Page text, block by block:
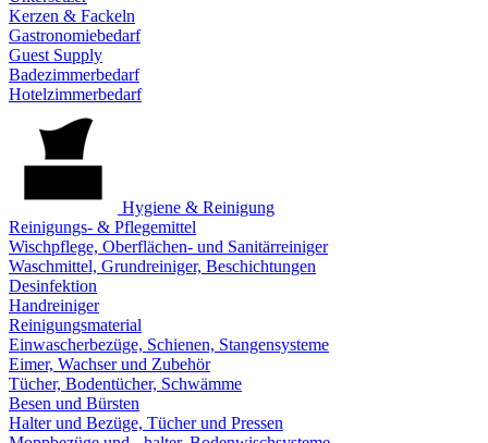
Kerzen & Fackeln
Gastronomiebedarf
Guest Supply
Badezimmerbedarf
Hotelzimmerbedarf
Hygiene & Reinigung
Reinigungs- & Pflegemittel
Wischpflege, Oberflächen- und Sanitärreiniger
Waschmittel, Grundreiniger, Beschichtungen
Desinfektion
Handreiniger
Reinigungsmaterial
Einwascherbezüge, Schienen, Stangensysteme
Eimer, Wachser und Zubehör
Tücher, Bodentücher, Schwämme
Besen und Bürsten
Halter und Bezüge, Tücher und Pressen